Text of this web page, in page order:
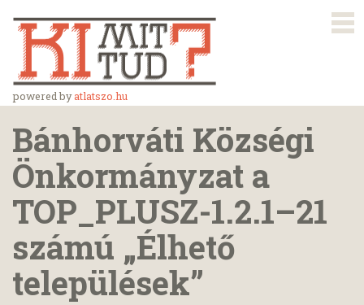
powered byatlatszo.hu
Bánhorváti Községi
Önkormányzat a
TOP_PLUSZ-1.2.1–21
számú „Élhető
települések”